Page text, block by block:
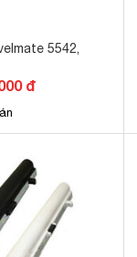
5542,
đ